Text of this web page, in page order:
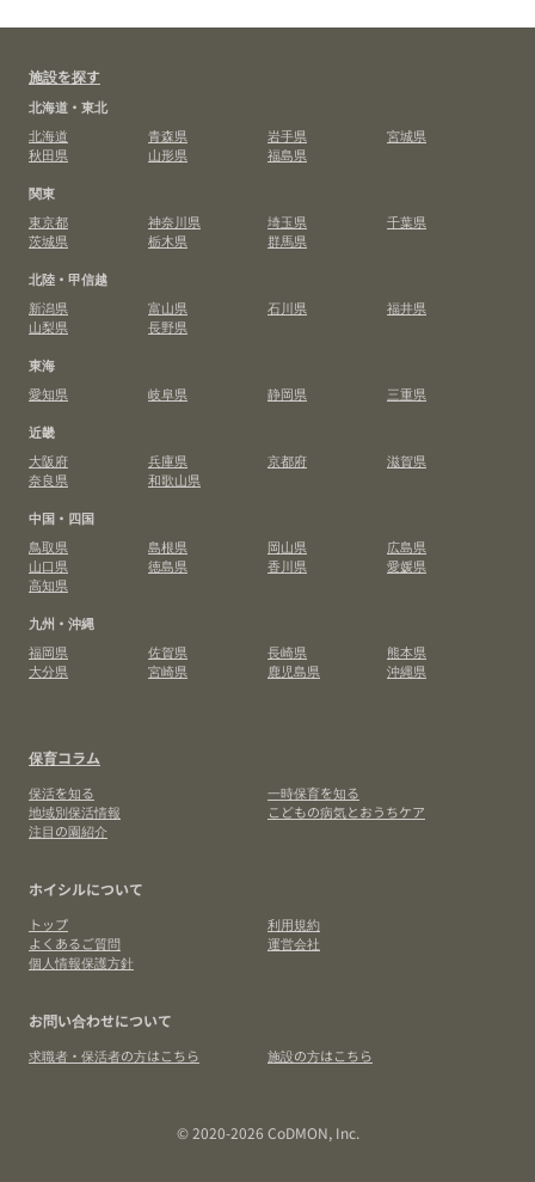
施設を探す
北海道・東北
北海道
青森県 岩手県
宮城県
秋田県
山形県
福島県
関東
東京都
神奈川県 埼玉県
千葉県
茨城県
栃木県
群馬県
北陸・甲信越
新潟県
富山県 石川県
福井県
山梨県
長野県
東海
愛知県
岐阜県 静岡県
三重県
近畿
大阪府
兵庫県 京都府
滋賀県
奈良県
和歌山県
中国・四国
鳥取県
島根県 岡山県
広島県
山口県
徳島県 香川県
愛媛県
高知県
九州・沖縄
福岡県
佐賀県 長崎県
熊本県
大分県
宮崎県 鹿児島県 沖縄県
保育コラム
保活を知る
一時保育を知る
地域別保活情報
こどもの病気とおうちケア
注目の園紹介
ホイシルについて
トップ
利用規約
よくあるご質問
運営会社
個人情報保護方針
お問い合わせについて
求職者・保活者の方はこちら 施設の方はこちら
© 2020-2026 CoDMON, Inc.